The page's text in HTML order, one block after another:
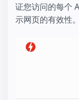
证您访问的每个
示网页的有效性。